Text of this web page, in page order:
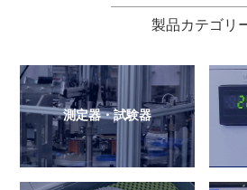
製品カテゴリ
測定器・試験器